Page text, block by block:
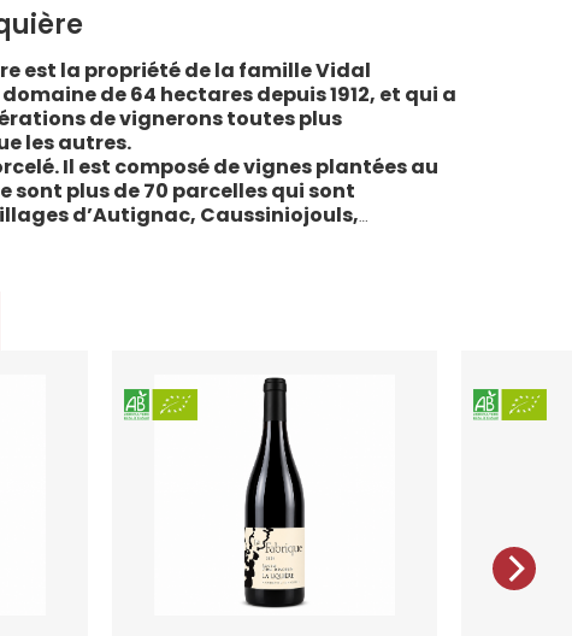
est la propriété de la famille Vidal
de 64 hectares depuis 1912, et qui a
de vignerons toutes plus
les autres.
Il est composé de vignes plantées au
sont plus de 70 parcelles qui sont
d’Autignac, Caussiniojouls,
au nord de l’aire de l’Appellation. La grande
de la Liquière est agriculture biologique
le premier millésime certifié du domaine.
conformes : pratiques respectueuses de
vigne, vendanges manuelles, vinifications
de la Liquière est adaptée à chaque
à chaque moment de la vie, elle reflète
l’expression du terroir.